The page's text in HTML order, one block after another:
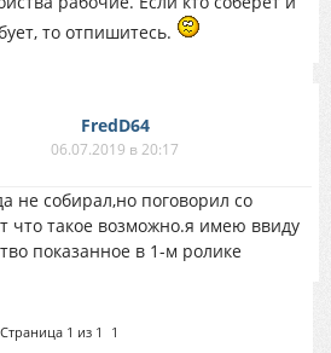
то отпишитесь.
FredD64
06.07.2019 в 20:17
не собирал,но поговорил со
что такое возможно.я имею ввиду
показанное в 1-м ролике
Страница 1 из 1 1